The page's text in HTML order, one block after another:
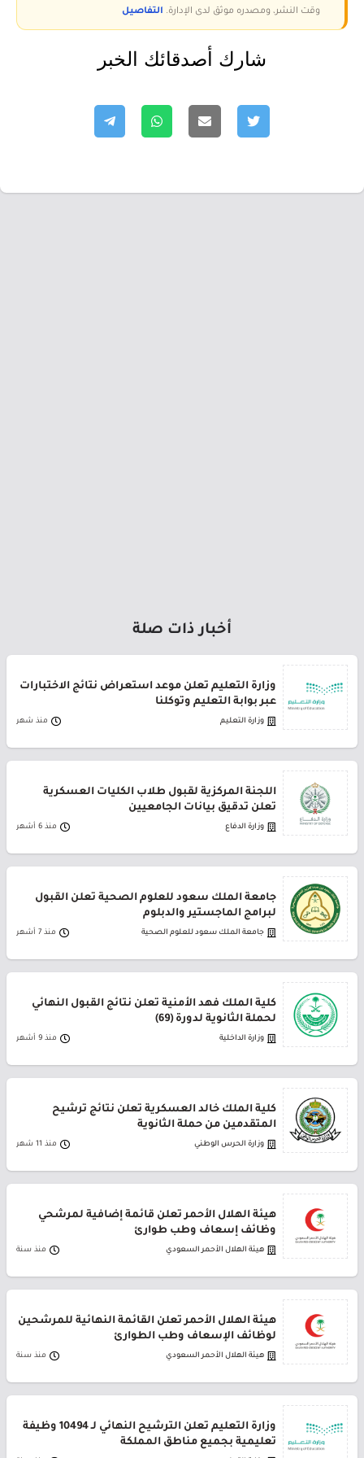
وقت النشر، ومصدره موثق لدى الإدارة. التفاصيل
شارك أصدقائك الخبر
أخبار ذات صلة
وزارة التعليم تعلن موعد استعراض نتائج الاختبارات
عبر بوابة التعليم وتوكلنا
وزارة التعليم منذ شهر
اللجنة المركزية لقبول طلاب الكليات العسكرية
تعلن تدقيق بيانات الجامعيين
وزارة الدفاع منذ 6 أشهر
جامعة الملك سعود للعلوم الصحية تعلن القبول
لبرامج الماجستير والدبلوم
جامعة الملك سعود للعلوم الصحية منذ 7 أشهر
كلية الملك فهد الأمنية تعلن نتائج القبول النهائي
لحملة الثانوية لدورة (69)
وزارة الداخلية منذ 9 أشهر
كلية الملك خالد العسكرية تعلن نتائج ترشيح
المتقدمين من حملة الثانوية
وزارة الحرس الوطني منذ 11 شهر
هيئة الهلال الأحمر تعلن قائمة إضافية لمرشحي
وظائف إسعاف وطب طوارئ
هيئة الهلال الأحمر السعودي منذ سنة
هيئة الهلال الأحمر تعلن القائمة النهائية للمرشحين
لوظائف الإسعاف وطب الطوارئ
هيئة الهلال الأحمر السعودي منذ سنة
وزارة التعليم تعلن الترشيح النهائي لـ 10494 وظيفة
تعليمية بجميع مناطق المملكة